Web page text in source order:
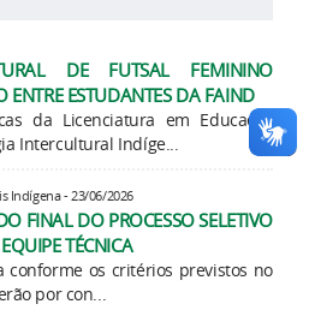
DE FUTSAL FEMININO
ENTRE ESTUDANTES DA FAIND
da Licenciatura em Educação
Intercultural Indíge...
Indígena - 23/06/2026
FINAL DO PROCESSO SELETIVO
TÉCNICA
conforme os critérios previstos no
por con...